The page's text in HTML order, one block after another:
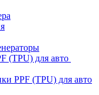
(TPU) для авто
PPF (TPU) для авто